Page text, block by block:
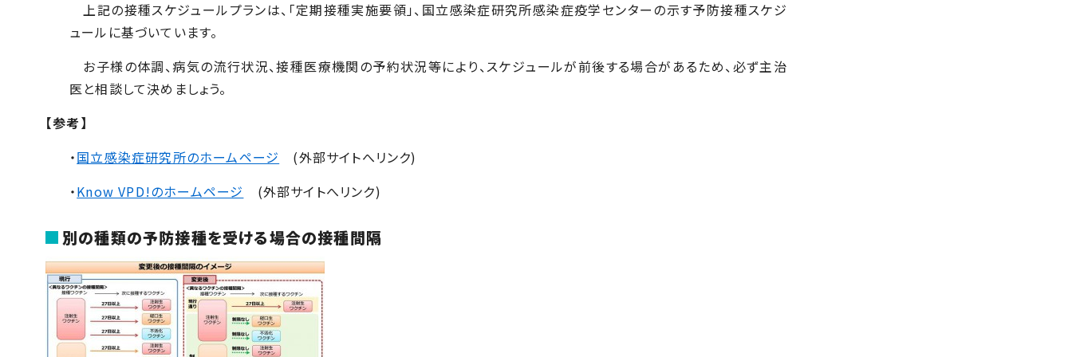
上記の接種スケジュールプランは、「定期接種実施要領」、国立感染症研究所感染症疫学センターの示す予防接種スケジ
ュールに基づいています。
お子様の体調、病気の流行状況、接種医療機関の予約状況等により、スケジュールが前後する場合があるため、必ず主治
医と相談して決めましょう。
【参考】
・国立感染症研究所のホームページ (外部サイトへリンク)
・Know VPD!のホームページ (外部サイトへリンク)
別の種類の予防接種を受ける場合の接種間隔